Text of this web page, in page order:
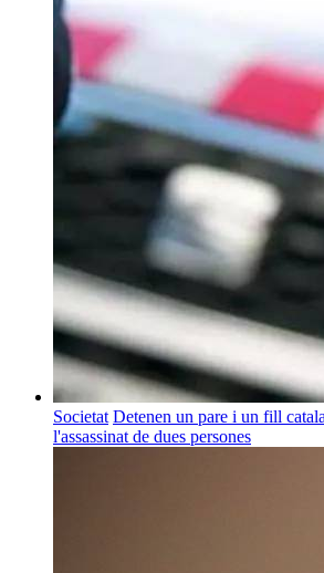
Societat Detenen un pare i un fill
l'assassinat de dues persones